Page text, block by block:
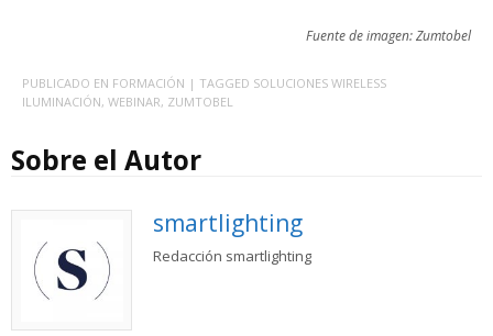
Fuente de imagen: Zumtobel
PUBLICADO EN FORMACIÓN | TAGGED SOLUCIONES WIRELESS
ILUMINACIÓN, WEBINAR, ZUMTOBEL
Sobre el Autor
smartlighting
Redacción smartlighting